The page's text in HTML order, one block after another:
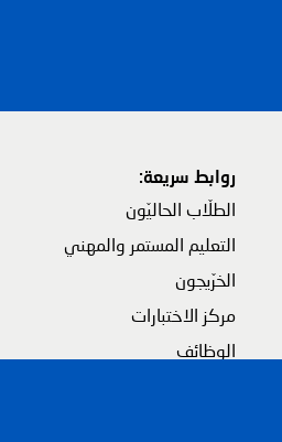
روابط سريعة:
القائمة الرئيسية
الطلّاب الحاليّون
التعليم المستمر والمهني
الخرّيجون
مركز الاختبارات
الوظائف